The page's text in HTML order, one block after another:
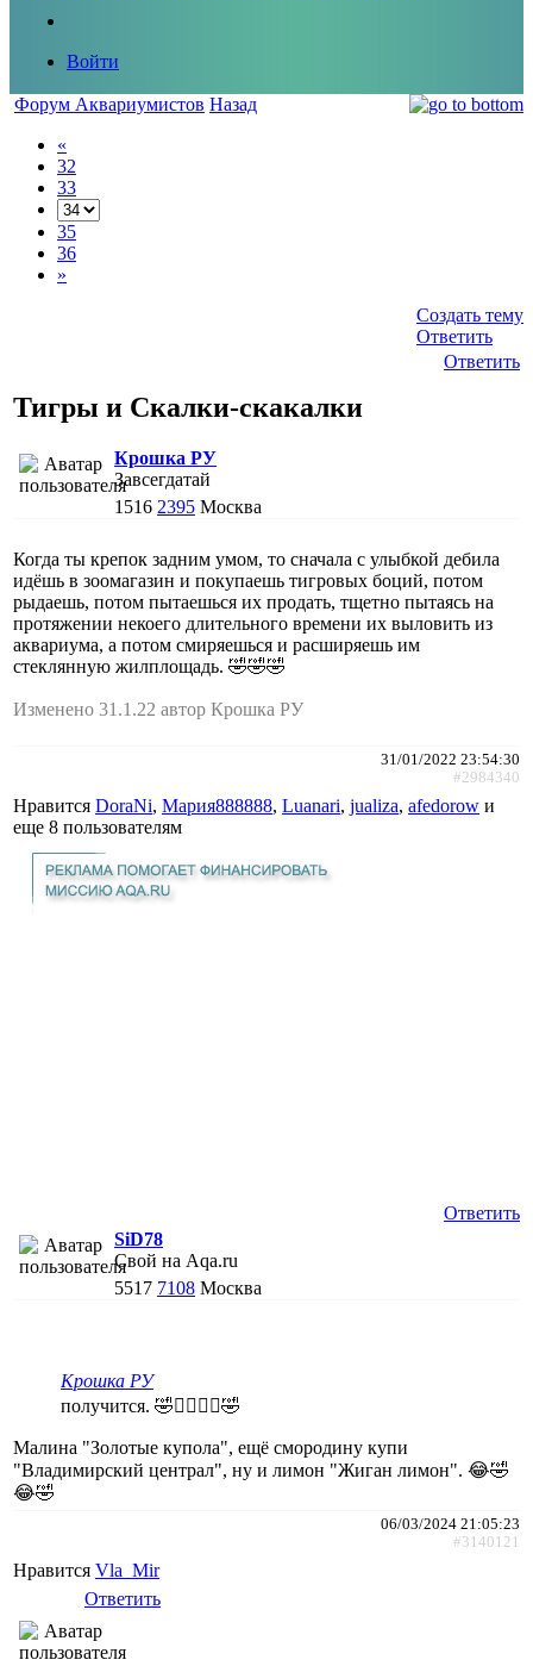
Войти
Форум Аквариумистов Назад
«
32
33
35
36
»
Создать тему
Ответить
Ответить
Тигры и Скалки-скакалки
Крошка РУ
Завсегдатай
1516 2395 Москва
Когда ты крепок задним умом, то сначала с улыбкой дебила
идёшь в зоомагазин и покупаешь тигровых боций, потом
рыдаешь, потом пытаешься их продать, тщетно пытаясь на
протяжении некоего длительного времени их выловить из
аквариума, а потом смиряешься и расширяешь им
стеклянную жилплощадь. 🤣🤣🤣
Изменено 31.1.22 автор Крошка РУ
31/01/2022 23:54:30
#2984340
Нравится DoraNi, Мария888888, Luanari, jualiza, afedorow и
еще 8 пользователям
Ответить
SiD78
Свой на Aqa.ru
5517 7108 Москва
Крошка РУ
получится. 🤣🤦‍♀️🤦‍♀️🤣
Малина "Золотые купола", ещё смородину купи
"Владимирский централ", ну и лимон "Жиган лимон". 😂🤣
😂🤣
06/03/2024 21:05:23
#3140121
Нравится Vla_Mir
Ответить